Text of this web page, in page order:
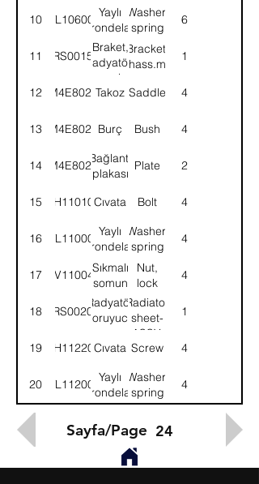
10 WL106002
Yaylı
rondela
Washer,
spring
6
1152RS001582
Braket,
radyatör
şasi
bağl.Sol
Bracket,
radiat.chass.mount.LH
1
12 M4E8022Takoz Saddle 4
13 M4E8023 Burç Bush 4
14 M4E8024
Bağlantı
plakası
Plate 2
15 BH110101Cıvata Bolt 4
16 WL110002
Yaylı
rondela
Washer,
spring
4
17 NV110041
Sıkmalı
somun
Nut,
lock
4
1852RS002036
Radyatör
koruyucu
KMPL.
Radiator
sheet-
ASSY.
1
19 SH112201Cıvata Screw 4
20 WL112002
Yaylı
rondela
Washer,
spring
4
Sayfa/Page 24